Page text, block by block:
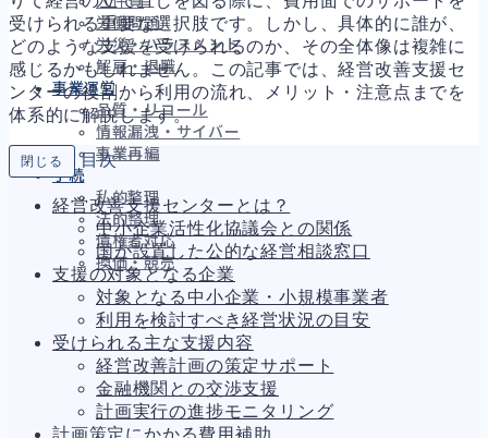
労働問題
労災・ハラスメント
解雇・退職
事業運営
品質・リコール
情報漏洩・サイバー
事業再編
手続
私的整理
法的整理
債権者対応
換価・競売
財務655
資金繰り191
融資276
資産売却188
受けられる重要な選択肢です。しかし、具体的に誰が、
どのような支援を受けられるのか、その全体像は複雑に
感じるかもしれません。この記事では、経営改善支援セ
ンターの役割から利用の流れ、メリット・注意点までを
体系的に解説します。
閉じる 目次
経営改善支援センターとは？
中小企業活性化協議会との関係
国が設置した公的な経営相談窓口
支援の対象となる企業
対象となる中小企業・小規模事業者
利用を検討すべき経営状況の目安
受けられる主な支援内容
経営改善計画の策定サポート
金融機関との交渉支援
計画実行の進捗モニタリング
計画策定にかかる費用補助